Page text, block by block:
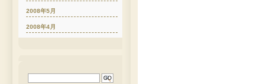
2008年5月
2008年4月